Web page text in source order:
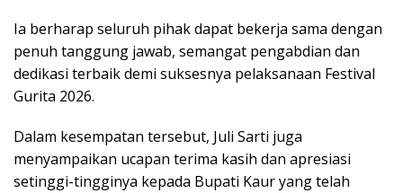
Ia berharap seluruh pihak dapat bekerja sama dengan
penuh tanggung jawab, semangat pengabdian dan
dedikasi terbaik demi suksesnya pelaksanaan Festival
Gurita 2026.
Dalam kesempatan tersebut, Juli Sarti juga
menyampaikan ucapan terima kasih dan apresiasi
setinggi-tingginya kepada Bupati Kaur yang telah